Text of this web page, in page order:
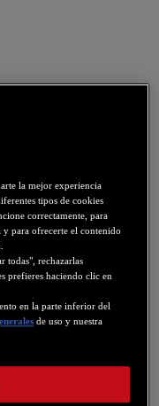
MK2
MK3
MK2
la mejor experiencia
tipos de cookies
correctamente, para
y para ofrecerte el contenido
todas", rechazarlas
prefieres haciendo clic en
en la parte inferior del
de uso y nuestra